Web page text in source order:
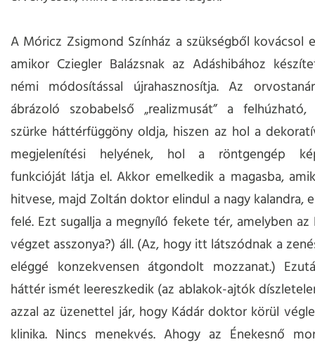
A Móricz Zsigmond Színház a szükségből kovácsol
amikor Cziegler Balázsnak az Adáshibához
némi módosítással újrahasznosítja. Az
ábrázoló szobabelső „realizmusát” a felhúzható,
szürke háttérfüggöny oldja, hiszen az hol a
megjelenítési helyének, hol a röntgengép
funkcióját látja el. Akkor emelkedik a magasba,
hitvese, majd Zoltán doktor elindul a nagy kalandra,
felé. Ezt sugallja a megnyíló fekete tér, amelyben az
végzet asszonya?) áll. (Az, hogy itt látszódnak a
eléggé konzekvensen átgondolt mozzanat.)
háttér ismét leereszkedik (az ablakok-ajtók
azzal az üzenettel jár, hogy Kádár doktor körül
klinika. Nincs menekvés. Ahogy az Énekesnő